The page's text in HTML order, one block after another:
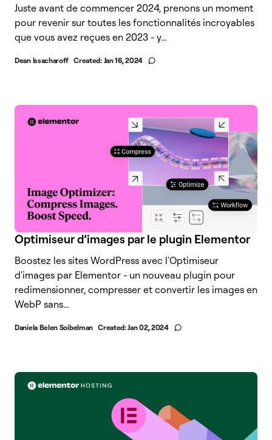
Juste avant de commencer 2024, prenons un moment
pour revenir sur toutes les fonctionnalités incroyables
que vous avez reçues en 2023 - y...
Dean Issacharoff Created: Jan 16, 2024
Optimiseur d’images par le plugin Elementor
Boostez les sites WordPress avec l'Optimiseur
d'images par Elementor - un nouveau plugin pour
redimensionner, compresser et convertir les images en
WebP sans...
Daniela Belen Soibelman Created:Jan 02, 2024